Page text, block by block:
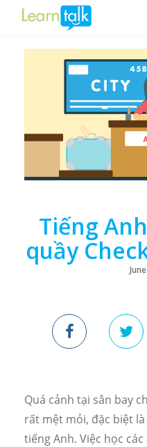
Tiếng
quầy
Quá cảnh tại sân bay
rất mệt mỏi, đặc biệt
tiếng Anh. Việc học